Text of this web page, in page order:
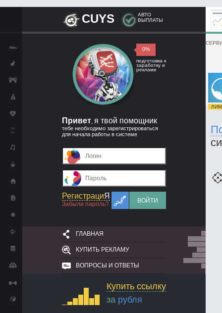
CUYS
АВТО
ВЫПЛАТЫ
0%
подготовка к
заработку и
рекламе
Привет я твой помощник
тебе необходимо зарегистрироваться
для начала работы в системе
РегистрациЯ
Забыли пароль?
ВОЙТИ
ГЛАВНАЯ
КУПИТЬ РЕКЛАМУ
ВОПРОСЫ И ОТВЕТЫ
Купить ссылку
за рубля